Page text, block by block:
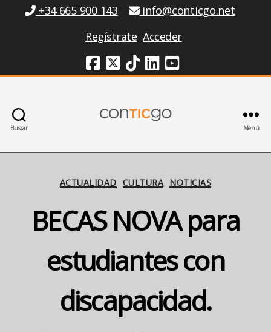
Información
+34 665 900 143
info@conticgo.net
Regístrate Acceder
Redes Sociales
Buscar Menú
Categorías
ACTUALIDAD CULTURA NOTICIAS
BECAS NOVA para
estudiantes con
discapacidad.